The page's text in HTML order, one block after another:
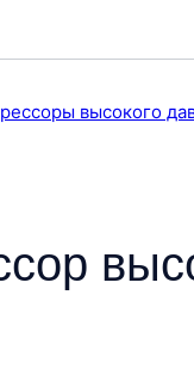
высокого